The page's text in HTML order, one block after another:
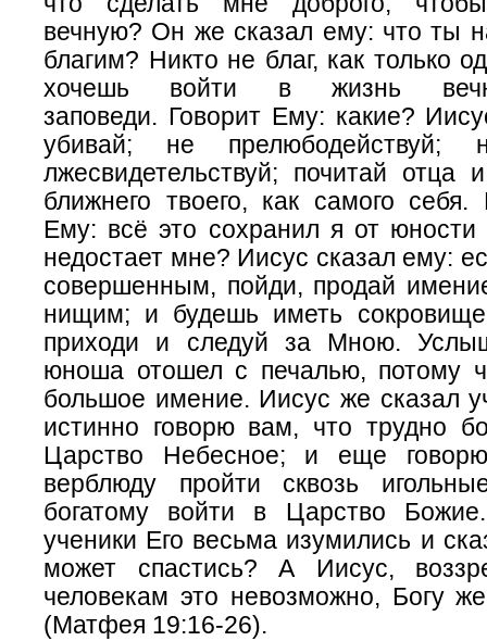
вечную? Он же сказал ему: что ты
благим? Никто не благ, как только
хочешь войти в жизнь
заповеди. Говорит Ему: какие?
убивай; не
лжесвидетельствуй; почитай
ближнего твоего, как самого
Ему: всё это сохранил я от
недостает мне? Иисус сказал ему:
совершенным, пойди, продай
нищим; и будешь иметь
приходи и следуй за Мною.
юноша отошел с печалью, потому
большое имение. Иисус же сказал
истинно говорю вам, что трудно
Царство Небесное; и еще
верблюду пройти сквозь
богатому войти в Царство
ученики Его весьма изумились и
может спастись? А Иисус,
человекам это невозможно, Богу
(Матфея 19:16-26).